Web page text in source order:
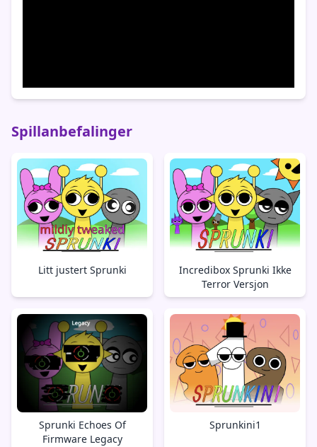
Spillanbefalinger
Litt justert Sprunki
Incredibox Sprunki Ikke
Terror Versjon
Sprunki Echoes Of
Firmware Legacy
Sprunkini1